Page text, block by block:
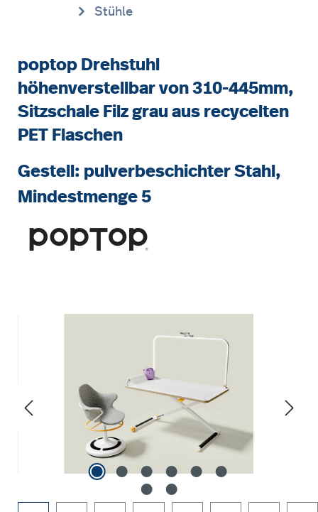
Stühle
poptop Drehstuhl
höhenverstellbar von 310-445mm,
Sitzschale Filz grau aus recycelten
PET Flaschen
Gestell: pulverbeschichter Stahl,
Mindestmenge 5